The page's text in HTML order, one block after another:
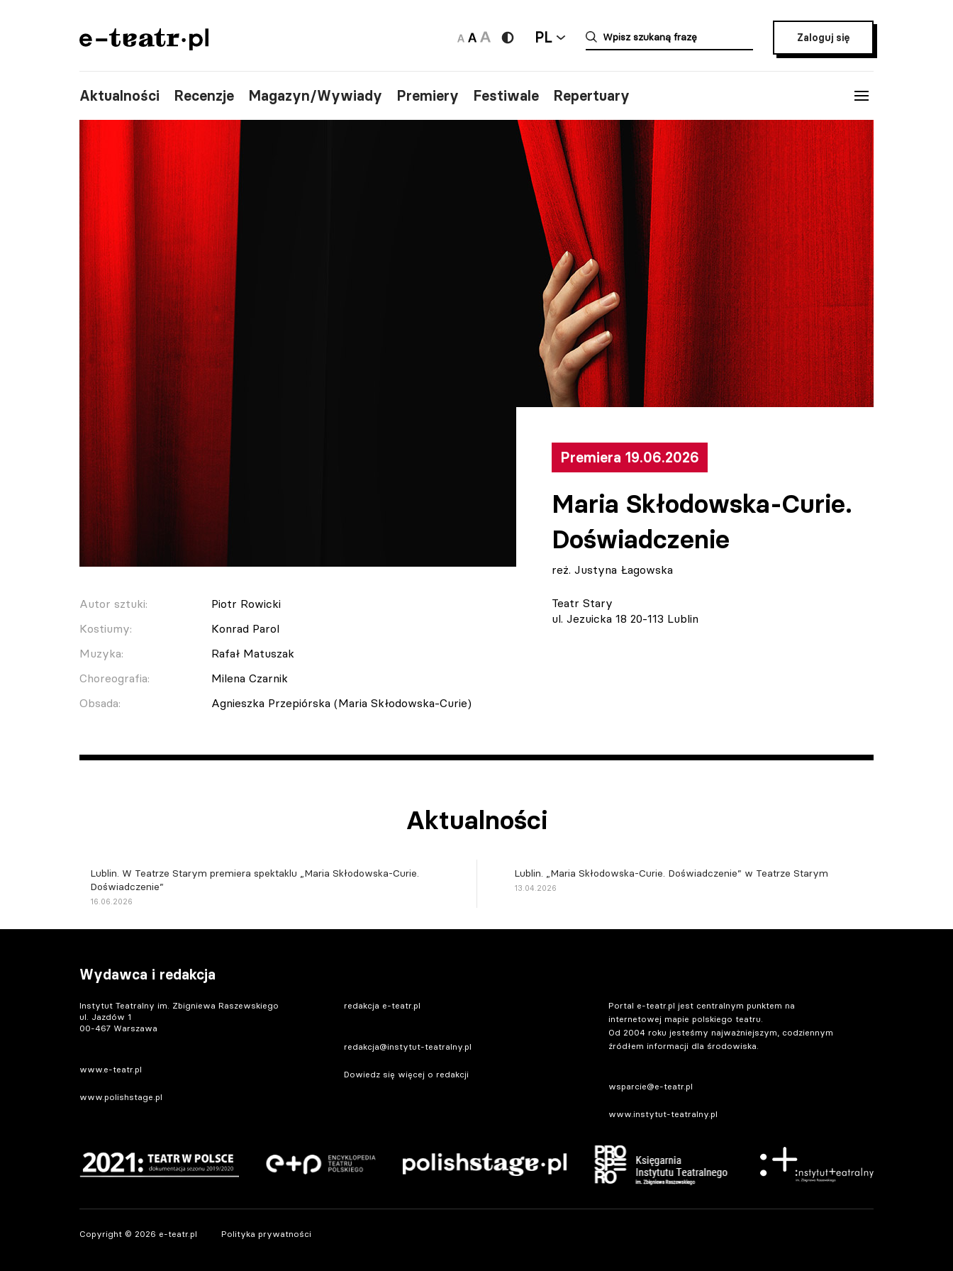
PL Zaloguj się
Aktualności Recenzje Magazyn/Wywiady Premiery Festiwale Repertuary
Premiera 19.06.2026
Maria Skłodowska-Curie.
Doświadczenie
reż. Justyna Łagowska
Autor sztuki:
Piotr Rowicki
Kostiumy:
Konrad Parol
Muzyka:
Rafał Matuszak
Choreografia:
Milena Czarnik
Obsada:
Agnieszka Przepiórska (Maria Skłodowska-Curie)
Teatr Stary
ul. Jezuicka 18 20-113 Lublin
Aktualności
Lublin. W Teatrze Starym premiera spektaklu „Maria Skłodowska-Curie.
Doświadczenie”
16.06.2026
Lublin. „Maria Skłodowska-Curie. Doświadczenie” w Teatrze Starym
13.04.2026
Wydawca i redakcja
Instytut Teatralny im. Zbigniewa Raszewskiego
ul. Jazdów 1
00-467 Warszawa
www.e-teatr.pl
www.polishstage.pl
redakcja e-teatr.pl
redakcja@instytut-teatralny.pl
Dowiedz się więcej o redakcji
Portal e-teatr.pl jest centralnym punktem na
internetowej mapie polskiego teatru.
Od 2004 roku jesteśmy najważniejszym, codziennym
źródłem informacji dla środowiska.
wsparcie@e-teatr.pl
www.instytut-teatralny.pl
Copyright © 2026 e-teatr.pl Polityka prywatności